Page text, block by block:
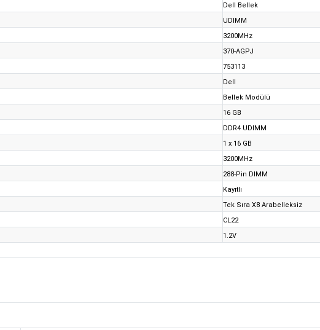
Dell Bellek
UDIMM
3200MHz
370-AGPJ
753113
Dell
Bellek Modülü
16 GB
DDR4 UDIMM
1 x 16 GB
3200MHz
288-Pin DIMM
Kayıtlı
Tek Sıra X8 Arabelleksiz
CL22
1.2V